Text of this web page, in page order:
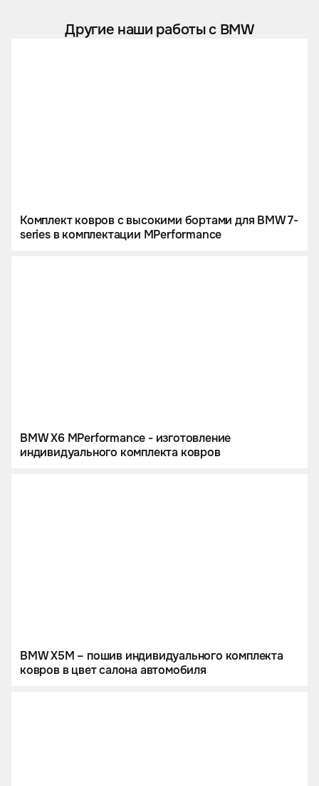
Другие наши работы с BMW
Комплект ковров с высокими бортами для BMW 7-
series в комплектации МPerformance
BMW X6 MPerformance - изготовление
индивидуального комплекта ковров
BMW X5M – пошив индивидуального комплекта
ковров в цвет салона автомобиля